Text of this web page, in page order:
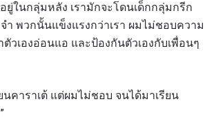
ยู่ในกลุ่มหลัง เรามักจะโดนเด็กกลุ่มกรีก
ำ พวกนั้นแข็งแรงกว่าเรา ผมไม่ชอบความ
วเองอ่อนแอ และป้องกันตัวเองกับเพื่อนๆ
นคาราเต้ แต่ผมไม่ชอบ จนได้มาเรียน